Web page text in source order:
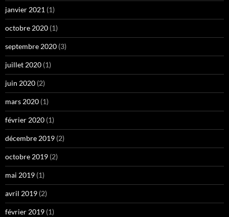
janvier 2021 (1)
octobre 2020 (1)
septembre 2020 (3)
juillet 2020 (1)
juin 2020 (2)
mars 2020 (1)
février 2020 (1)
décembre 2019 (2)
octobre 2019 (2)
mai 2019 (1)
avril 2019 (2)
février 2019 (1)